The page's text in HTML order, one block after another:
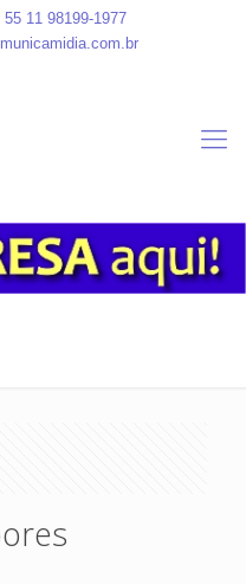
55 11 98199-1977